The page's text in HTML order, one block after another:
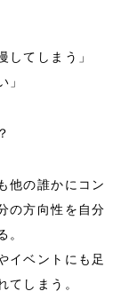
してしまう」
」
他の誰かにコン
の方向性を自分
。
イベントにも足
てしまう。